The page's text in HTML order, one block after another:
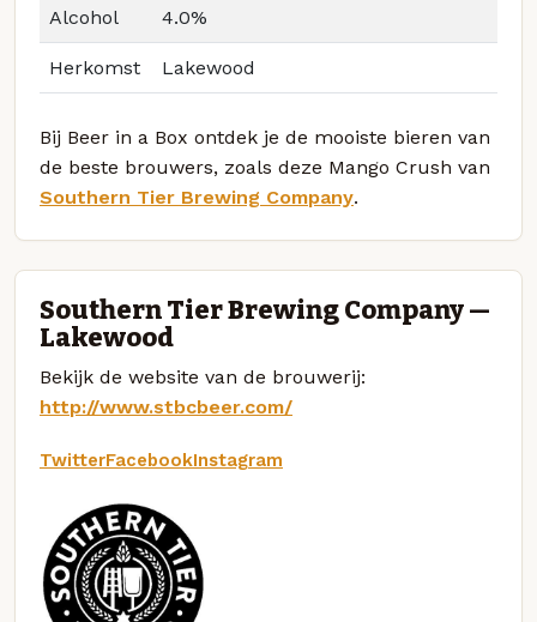
Alcohol 4.0%
Herkomst Lakewood
Bij Beer in a Box ontdek je de mooiste bieren van
de beste brouwers, zoals deze Mango Crush van
Southern Tier Brewing Company.
Southern Tier Brewing Company —
Lakewood
Bekijk de website van de brouwerij:
http://www.stbcbeer.com/
TwitterFacebookInstagram